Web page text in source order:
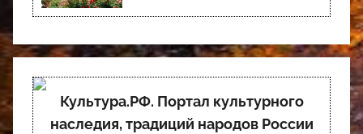
Культура.РФ. Портал культурного
наследия, традиций народов России